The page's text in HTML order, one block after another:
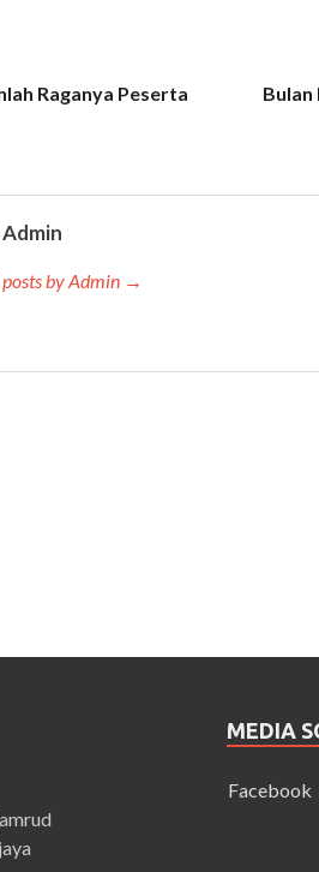
Raganya Peserta
Bulan
by Admin →
MEDIA
Facebook